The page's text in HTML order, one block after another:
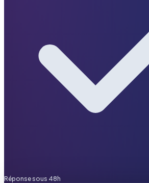
Réponse sous 48h